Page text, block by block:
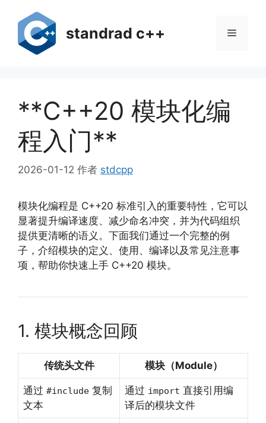
standrad c++ 菜
**C++20 模块化编
程入门**
2026-01-12 作者 stdcpp
模块化编程是 C++20 标准引入的重要特性，它可以
显著提升编译速度、减少命名冲突，并为代码组织
提供更清晰的语义。下面我们通过一个完整的例
子，介绍模块的定义、使用、编译以及常见注意事
项，帮助你快速上手 C++20 模块。
1. 模块概念回顾
传统头文件 模块（Module）
通过 #include 复制
文本
通过 import 直接引用编
译后的模块文件